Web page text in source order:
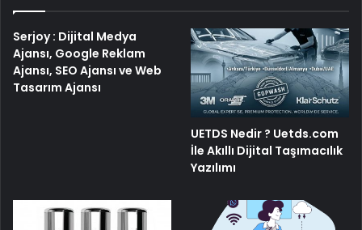
Serjoy : Dijital Medya
Ajansı, Google Reklam
Ajansı, SEO Ajansı ve Web
Tasarım Ajansı
UETDS Nedir ? Uetds.com
İle Akıllı Dijital Taşımacılık
Yazılımı